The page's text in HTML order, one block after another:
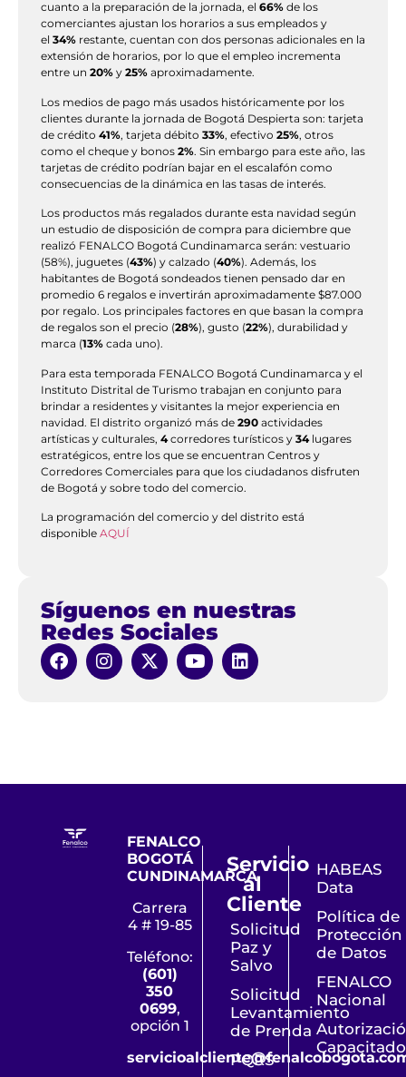
cuanto a la preparación de la jornada, el 66% de los
comerciantes ajustan los horarios a sus empleados y
el 34% restante, cuentan con dos personas adicionales en la
extensión de horarios, por lo que el empleo incrementa
entre un 20% y 25% aproximadamente.
Los medios de pago más usados históricamente por los
clientes durante la jornada de Bogotá Despierta son: tarjeta
de crédito 41%, tarjeta débito 33%, efectivo 25%, otros
como el cheque y bonos 2%. Sin embargo para este año, las
tarjetas de crédito podrían bajar en el escalafón como
consecuencias de la dinámica en las tasas de interés.
Los productos más regalados durante esta navidad según
un estudio de disposición de compra para diciembre que
realizó FENALCO Bogotá Cundinamarca serán: vestuario
(58%), juguetes (43%) y calzado (40%). Además, los
habitantes de Bogotá sondeados tienen pensado dar en
promedio 6 regalos e invertirán aproximadamente $87.000
por regalo. Los principales factores en que basan la compra
de regalos son el precio (28%), gusto (22%), durabilidad y
marca (13% cada uno).
Para esta temporada FENALCO Bogotá Cundinamarca y el
Instituto Distrital de Turismo trabajan en conjunto para
brindar a residentes y visitantes la mejor experiencia en
navidad. El distrito organizó más de 290 actividades
artísticas y culturales, 4corredores turísticos y 34lugares
estratégicos, entre los que se encuentran Centros y
Corredores Comerciales para que los ciudadanos disfruten
de Bogotá y sobre todo del comercio.
La programación del comercio y del distrito está
disponible AQUÍ
Síguenos en nuestras
Redes Sociales
FENALCO
BOGOTÁ
CUNDINAMARCA
Carrera
4 # 19-85
Teléfono:
(601)
350
0699,
opción 1
Servicio
al
Cliente
Solicitud
Paz y
Salvo
Solicitud
Levantamiento
de Prenda
PQRS
HABEAS
Data
Política de
Protección
de Datos
FENALCO
Nacional